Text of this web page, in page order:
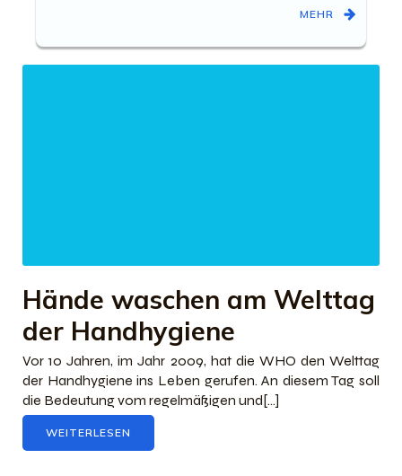
MEHR
Hände waschen am Welttag
der Handhygiene
Vor 10 Jahren, im Jahr 2009, hat die WHO den Welttag
der Handhygiene ins Leben gerufen. An diesem Tag soll
die Bedeutung vom regelmäßigen und[…]
WEITERLESEN